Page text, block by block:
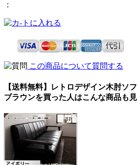
：
この商品について質問する
【送料無料】レトロデザイン木肘ソ
ブラウンを買った人はこんな商品も